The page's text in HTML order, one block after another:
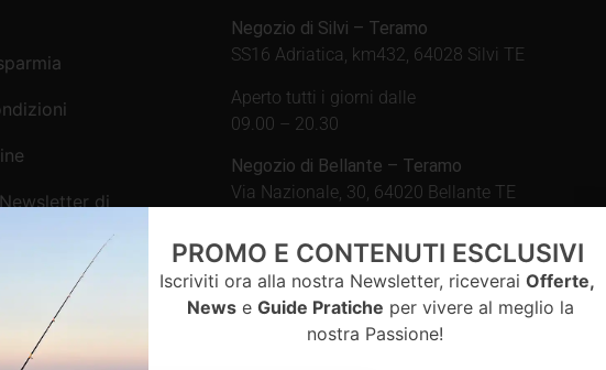
di
e Consensi
commerce
e contatti
Negozio di Silvi – Teramo
SS16 Adriatica, km432, 64028 Silvi TE
Aperto tutti i giorni dalle
09.00 – 20.30
Negozio di Bellante – Teramo
Via Nazionale, 30, 64020 Bellante TE
09.00 – 13.00 / 15.30 – 19.30
PROMO E CONTENUTI ESCLUSIVI
Iscriviti ora alla nostra Newsletter, riceverai Offerte,
Newse Guide Pratiche per vivere al meglio la
nostra Passione!